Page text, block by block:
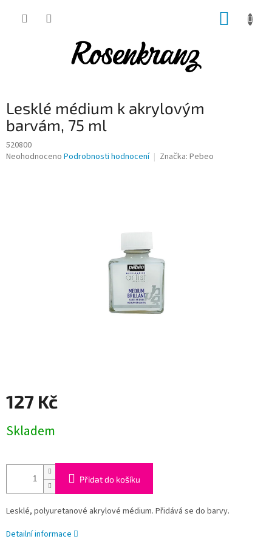
Lesklé médium k akrylovým
barvám, 75 ml
520800
Průměrné
Neohodnoceno Podrobnosti hodnocení Značka: Pebeo
127 Kč
cena:
Skladem
Přidat do košíku
Lesklé, polyuretanové akrylové médium. Přidává se do barvy.
Detailní informace